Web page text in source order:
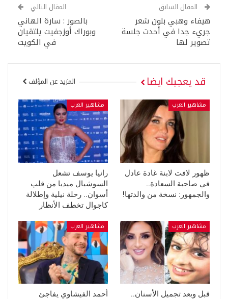
المقال السابق
هيفاء وهبي بلون شعر
جريء جدا في أحدت جلسة
تصوير لها
المقال التالي
بالصور : سارة الهاني
وبوراك أوزجفيت يلتقيان
في الكويت
قد يعجبك ايضا المزيد عن المؤلف
مشاهير العرب
ظهور لافت لابنة غادة عادل
في صاحبة السعادة..
والجمهور: نسخة من والدتها!
مشاهير العرب
رانيا يوسف تشعل
السوشيال ميديا من قلب
أسوان.. رحلة نيلية وإطلالة
كاجوال تخطف الأنظار
مشاهير العرب
قبل وبعد تجميل الأسنان..
مشاهير العرب
أحمد الفيشاوي يفاجئ